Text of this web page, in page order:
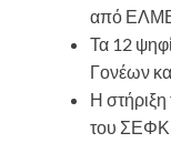
από ΕΛΜΕ
Τα 12
Γονέων
Η
του ΣΕΦΚ